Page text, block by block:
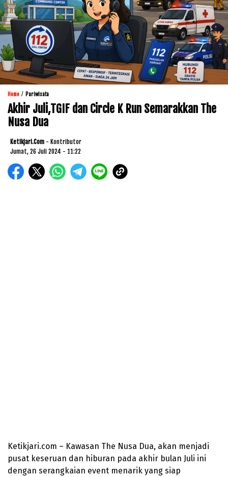
Home / Pariwisata
Akhir Juli,TGIF dan Circle K Run Semarakkan The
Nusa Dua
Ketikjari.com - Kontributor
Jumat, 26 Juli 2024 - 11:22
Ketikjari.com – Kawasan The Nusa Dua, akan menjadi
pusat keseruan dan hiburan pada akhir bulan Juli ini
dengan serangkaian event menarik yang siap